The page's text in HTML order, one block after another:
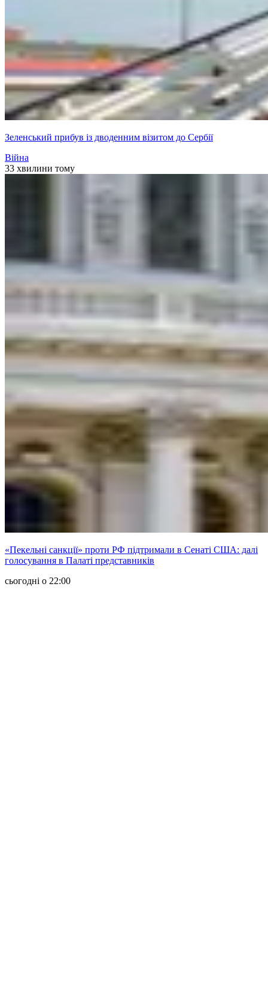
Зеленський прибув із дводенним візитом до Сербії
Війна
33 хвилини тому
«Пекельні санкції» проти РФ підтримали в Сенаті США: далі
голосування в Палаті представників
сьогодні о 22:00